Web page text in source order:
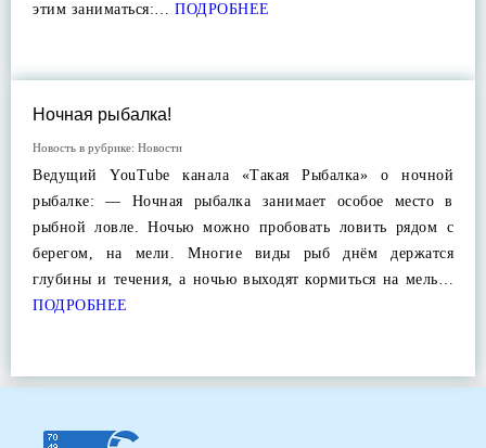
этим заниматься:… ПОДРОБНЕЕ
Ночная рыбалка!
Новость в рубрике: Новости
Ведущий YouTube канала «Такая Рыбалка» о ночной
рыбалке: — Ночная рыбалка занимает особое место в
рыбной ловле. Ночью можно пробовать ловить рядом с
берегом, на мели. Многие виды рыб днём держатся
глубины и течения, а ночью выходят кормиться на мель…
ПОДРОБНЕЕ